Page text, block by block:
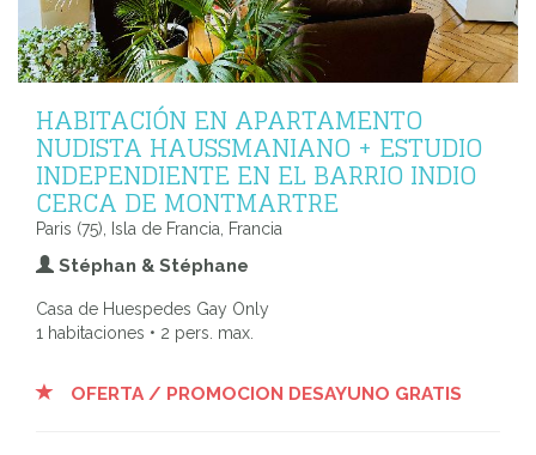
HABITACIÓN EN APARTAMENTO
NUDISTA HAUSSMANIANO + ESTUDIO
INDEPENDIENTE EN EL BARRIO INDIO
CERCA DE MONTMARTRE
Paris (75), Isla de Francia, Francia
Stéphan & Stéphane
Casa de Huespedes Gay Only
1 habitaciones • 2 pers. max.
OFERTA / PROMOCION DESAYUNO GRATIS